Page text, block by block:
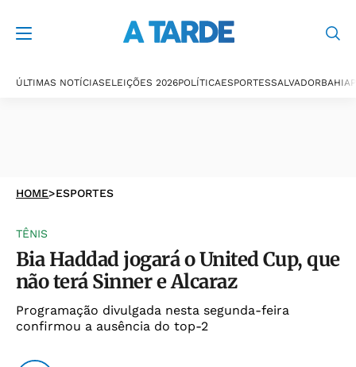
ÚLTIMAS NOTÍCIASELEIÇÕES 2026POLÍTICAESPORTESSALVADORBAHIA
HOME>ESPORTES
TÊNIS
Bia Haddad jogará o United Cup, que
não terá Sinner e Alcaraz
Programação divulgada nesta segunda-feira
confirmou a ausência do top-2